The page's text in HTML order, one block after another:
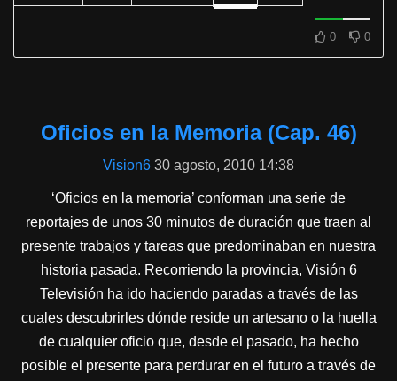
0 0
Oficios en la Memoria (Cap. 46)
Vision6 30 agosto, 2010 14:38
‘Oficios en la memoria’ conforman una serie de
reportajes de unos 30 minutos de duración que traen al
presente trabajos y tareas que predominaban en nuestra
historia pasada. Recorriendo la provincia, Visión 6
Televisión ha ido haciendo paradas a través de las
cuales descubrirles dónde reside un artesano o la huella
de cualquier oficio que, desde el pasado, ha hecho
posible el presente para perdurar en el futuro a través de